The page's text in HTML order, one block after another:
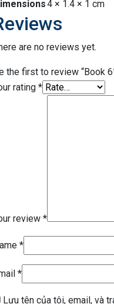
4 × 1.4 × 1 cm
are no reviews yet.
the first to review “Book
rating *
review *
*
*
Lưu tên của tôi, email, và